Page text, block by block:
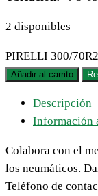
2 disponibles
PIRELLI 300/
Añadir al carrito
Descripción
Información
Colabora con el
los neumáticos.
Teléfono de